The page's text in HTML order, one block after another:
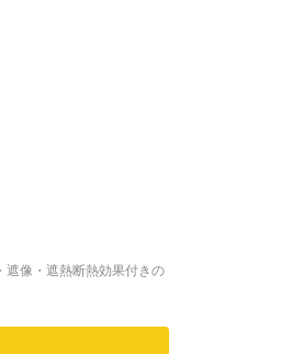
遮像・遮熱断熱効果付きの